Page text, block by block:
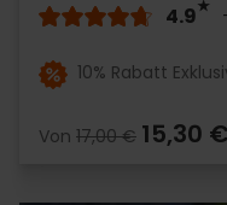
4.9
10% Rabatt
Von 17,00 € 15,30 €